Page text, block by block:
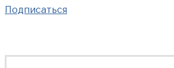
Подписаться